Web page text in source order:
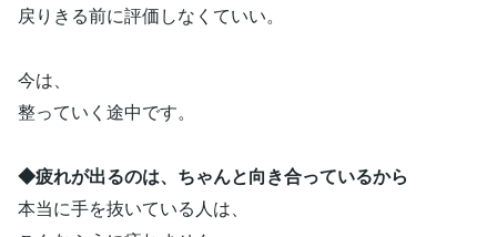
戻りきる前に評価しなくていい。
今は、
整っていく途中です。
◆疲れが出るのは、ちゃんと向き合っているから
本当に手を抜いている人は、